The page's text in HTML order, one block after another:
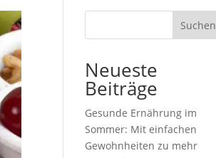
Suchen
Neueste
Beiträge
Gesunde Ernährung im
Sommer: Mit einfachen
Gewohnheiten zu mehr